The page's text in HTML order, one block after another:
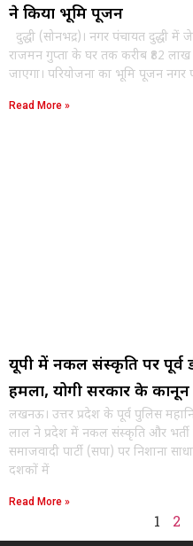
ने किया भूमि पूजन
दुद्धी (सोनभद्र)। नगर पंचायत दुद्धी
राजमन गुप्ता के घर तक करीब ₹82 लाख
जाएगा। परियोजना का भूमि पूजन
Read More »
यूपी में नकल संस्कृति पर पूर्व
हमला, योगी सरकार के कानून
लखनऊ। उत्तर प्रदेश के पूर्व पुलिस
लाल ने प्रदेश में नकल संस्कृति और
समाजवादी पार्टी (सपा) पर निशाना
दशकों में
Read More »
1 2